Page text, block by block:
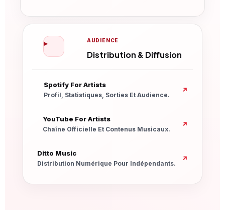
▶ AUDIENCE
Distribution & Diffusion
Spotify For Artists
Profil, Statistiques, Sorties Et Audience.
↗
Nouvelle Fenêtre
YouTube For Artists
Chaîne Officielle Et Contenus Musicaux.
↗
Nouvelle Fenêtre
Ditto Music
Distribution Numérique Pour Indépendants.
↗
Nouvelle Fenêtre